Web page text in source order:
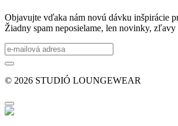
Objavujte vďaka nám novú dávku inšpirácie
Žiadny spam neposielame, len novinky,
© 2026 STUDIÓ LOUNGEWEAR